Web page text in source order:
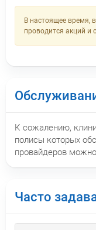
В настоящее время,
проводится акций и
К сожалению,
полисы которых
провайдеров
Часто